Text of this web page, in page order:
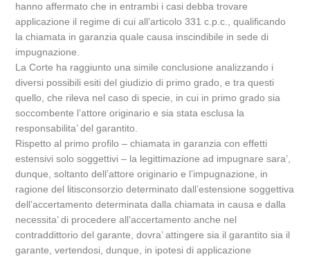
hanno affermato che in entrambi i casi debba trovare
applicazione il regime di cui all’articolo 331 c.p.c., qualificando
la chiamata in garanzia quale causa inscindibile in sede di
impugnazione.
La Corte ha raggiunto una simile conclusione analizzando i
diversi possibili esiti del giudizio di primo grado, e tra questi
quello, che rileva nel caso di specie, in cui in primo grado sia
soccombente l’attore originario e sia stata esclusa la
responsabilita’ del garantito.
Rispetto al primo profilo – chiamata in garanzia con effetti
estensivi solo soggettivi – la legittimazione ad impugnare sara’,
dunque, soltanto dell’attore originario e l’impugnazione, in
ragione del litisconsorzio determinato dall’estensione soggettiva
dell’accertamento determinata dalla chiamata in causa e dalla
necessita’ di procedere all’accertamento anche nel
contraddittorio del garante, dovra’ attingere sia il garantito sia il
garante, vertendosi, dunque, in ipotesi di applicazione